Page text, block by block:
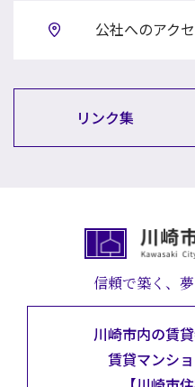
公社へのアク
リンク集
信頼で築く、
川崎市内の賃
賃貸マンシ